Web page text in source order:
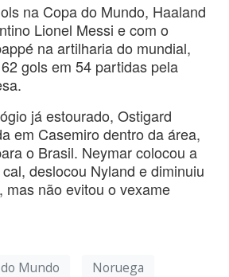
na Copa do Mundo, Haaland
Lionel Messi e com o
na artilharia do mundial,
gols em 54 partidas pela
já estourado, Ostigard
em Casemiro dentro da área,
o Brasil. Neymar colocou a
deslocou Nyland e diminuiu
mas não evitou o vexame
Mundo Noruega